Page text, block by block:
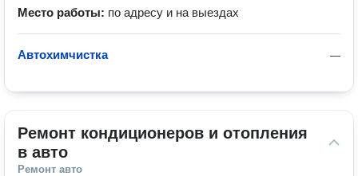
Место работы: по адресу и на выездах
—
Автохимчистка
Ремонт кондиционеров и отопления
в авто
Ремонт авто